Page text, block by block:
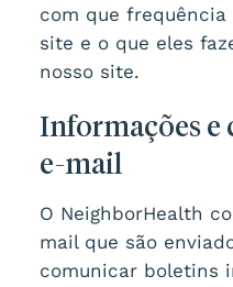
com que frequência
site e o que eles
nosso site.
Informações
e-mail
O NeighborHealth
mail que são
comunicar boletins